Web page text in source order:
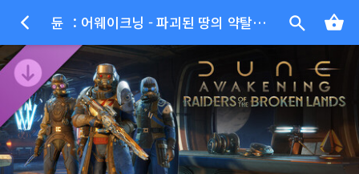
듄 ：어웨이크닝 - 파괴된 땅의 약탈자들 DLC